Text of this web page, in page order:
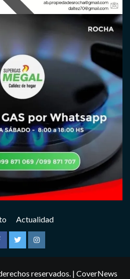
Actualidad
TwitterInstagram
reservados. | CoverNews